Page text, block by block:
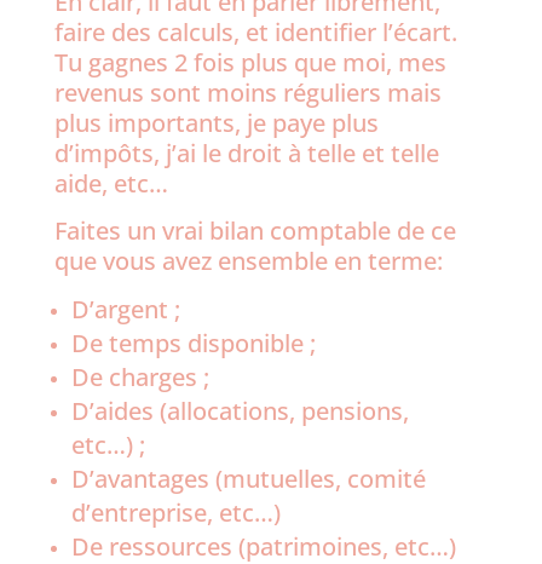
faire des calculs, et identifier l’écart.
Tu gagnes 2 fois plus que moi, mes
revenus sont moins réguliers mais
plus importants, je paye plus
d’impôts, j’ai le droit à telle et telle
aide, etc…
Faites un vrai bilan comptable de ce
que vous avez ensemble en terme:
D’argent ;
De temps disponible ;
De charges ;
D’aides (allocations, pensions,
etc…) ;
D’avantages (mutuelles, comité
d’entreprise, etc…)
De ressources (patrimoines, etc…)